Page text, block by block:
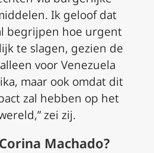
Ik geloof dat
begrijpen hoe urgent
te slagen, gezien de
voor Venezuela
maar ook omdat dit
zal hebben op het
zei zij.
Machado?